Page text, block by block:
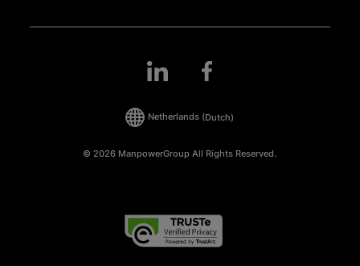
© 2026 ManpowerGroup All Rights Reserved.
Netherlands (Dutch)